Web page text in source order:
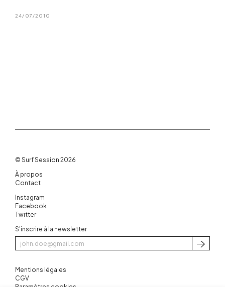
24/07/2010
© Surf Session 2026
À propos
Contact
Instagram
Facebook
Twitter
S'inscrire à la newsletter
Mentions légales
CGV